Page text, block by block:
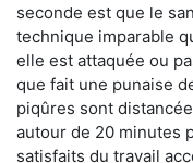
seconde est que le
technique imparable
elle est attaquée ou
que fait une punaise
piqûres sont
autour de 20 minutes
satisfaits du travail